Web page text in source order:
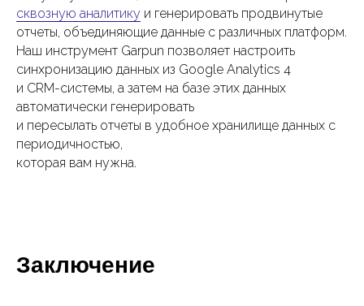
сквозную аналитику и генерировать продвинутые
отчеты, объединяющие данные с различных платформ.
Наш инструмент Garpun позволяет настроить
синхронизацию данных из Google Analytics 4
и CRM-системы, а затем на базе этих данных
автоматически генерировать
и пересылать отчеты в удобное хранилище данных с
периодичностью,
которая вам нужна.
Заключение